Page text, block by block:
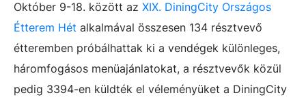
Október 9-18. között az XIX. DiningCity Országos
Étterem Hét alkalmával összesen 134 résztvevő
étteremben próbálhattak ki a vendégek különleges,
háromfogásos menüajánlatokat, a résztvevők közül
pedig 3394-en küldték el véleményüket a DiningCity